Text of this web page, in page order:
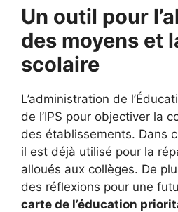
Un outil pour
des moyens et
scolaire
L’administration de
de l’IPS pour objectiver la
des établissements. Dans
il est déjà utilisé pour la
alloués aux collèges. De
des réflexions pour une
carte de l’éducation